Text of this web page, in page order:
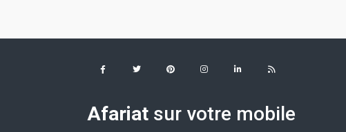
Afariat sur votre mobile